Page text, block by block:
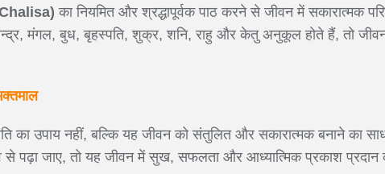
का नियमित और श्रद्धापूर्वक पाठ करने से जीवन में सकारात्मक
मंगल, बुध, बृहस्पति, शुक्र, शनि, राहु और केतु अनुकूल होते हैं, तो जीवन
का उपाय नहीं, बल्कि यह जीवन को संतुलित और सकारात्मक बनाने का
से पढ़ा जाए, तो यह जीवन में सुख, सफलता और आध्यात्मिक प्रकाश प्रदान